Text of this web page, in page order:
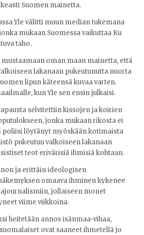
Suomen mainetta.
Yle välitti muun median tukemana
mukaan Suomessa vaikuttaa Ku
taho.
oman maan mainetta, että
lakanaan pukeutunutta nuorta
lipun käteensä kuvaa varten.
kun Yle sen ensin julkaisi.
selvitettiin kissojen ja koirien
jonka mukaan rikosta ei
poliisi löytänyt myöskään kotimaista
pukeutuu valkoiseen lakanaan
teot erivärisiä ihmisiä kohtaan.
ja erittäin ideologisen
omaava ihminen kykenee
jollaiseen monet
viime viikkoina.
heitetään annos isänmaa-vihaa,
ovat saaneet ihmetellä jo